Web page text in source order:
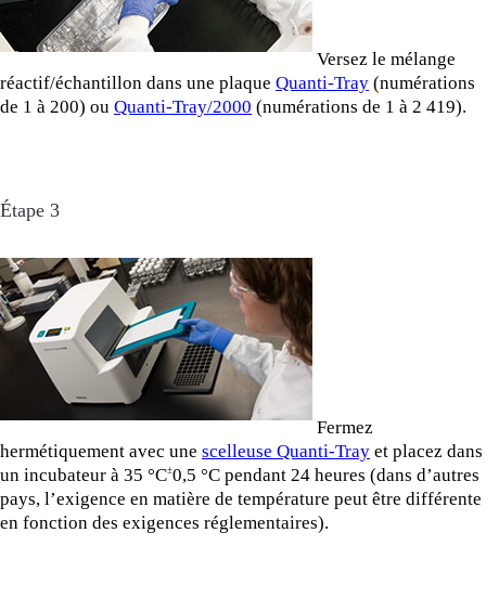
Versez le mélange
réactif/échantillon dans une plaque Quanti-Tray (numérations
de 1 à 200) ou Quanti-Tray/2000 (numérations de 1 à 2 419).
Étape 3
Fermez
hermétiquement avec une scelleuse Quanti-Tray et placez dans
un incubateur à 35 °C±0,5 °C pendant 24 heures (dans d’autres
pays, l’exigence en matière de température peut être différente
en fonction des exigences réglementaires).